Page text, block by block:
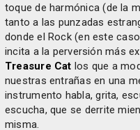
toque de harmónica (de la
tanto a las punzadas
donde el Rock (en este
incita a la perversión más
Treasure Cat los que a
nuestras entrañas en una
instrumento habla, grita,
escucha, que se derrite
misma.